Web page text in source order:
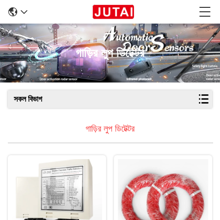
গাড়ির লুপ ডিটেক্টর
সকল বিভাগ
গাড়ির লুপ ডিটেক্টর